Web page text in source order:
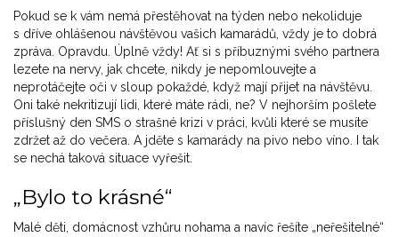
Pokud se k vám nemá přestěhovat na týden nebo nekoliduje
s dříve ohlášenou návštěvou vašich kamarádů, vždy je to dobrá
zpráva. Opravdu. Úplně vždy! Ať si s příbuznými svého partnera
lezete na nervy, jak chcete, nikdy je nepomlouvejte a
neprotáčejte oči v sloup pokaždé, když mají přijet na návštěvu.
Oni také nekritizují lidi, které máte rádi, ne? V nejhorším pošlete
příslušný den SMS o strašné krizi v práci, kvůli které se musíte
zdržet až do večera. A jděte s kamarády na pivo nebo víno. I tak
se nechá taková situace vyřešit.
„Bylo to krásné“
Malé děti, domácnost vzhůru nohama a navíc řešíte „neřešitelné“